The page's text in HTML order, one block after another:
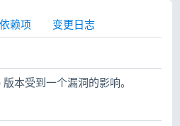
依赖项 变更日志
本受到一个漏洞的影响。